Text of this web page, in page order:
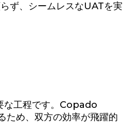
ず、シームレスなUATを実
な工程です。Copado
ため、双方の効率が飛躍的